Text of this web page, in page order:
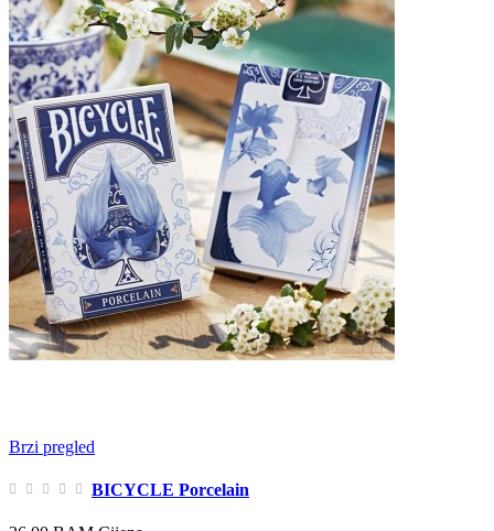
Brzi pregled
BICYCLE Porcelain